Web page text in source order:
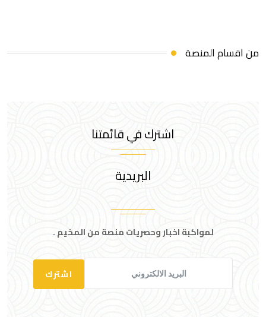
من اقسام المنصة
اشترك في قائمتنا
البريدية
لمواكبة اخبار وحصريات منصة من المخيم .
اشترك